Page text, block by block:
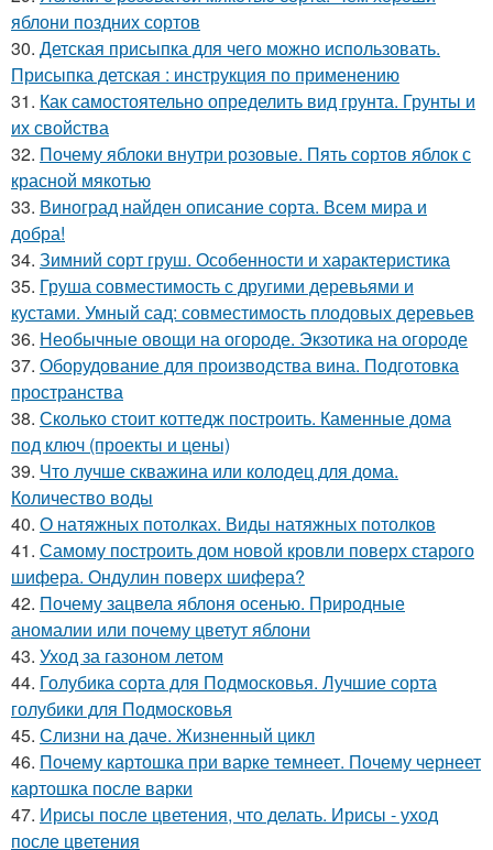
яблони поздних сортов
30. Детская присыпка для чего можно использовать.
Присыпка детская : инструкция по применению
31. Как самостоятельно определить вид грунта. Грунты и
их свойства
32. Почему яблоки внутри розовые. Пять сортов яблок с
красной мякотью
33. Виноград найден описание сорта. Всем мира и
добра!
34. Зимний сорт груш. Особенности и характеристика
35. Груша совместимость с другими деревьями и
кустами. Умный сад: совместимость плодовых деревьев
36. Необычные овощи на огороде. Экзотика на огороде
37. Оборудование для производства вина. Подготовка
пространства
38. Сколько стоит коттедж построить. Каменные дома
под ключ (проекты и цены)
39. Что лучше скважина или колодец для дома.
Количество воды
40. О натяжных потолках. Виды натяжных потолков
41. Самому построить дом новой кровли поверх старого
шифера. Ондулин поверх шифера?
42. Почему зацвела яблоня осенью. Природные
аномалии или почему цветут яблони
43. Уход за газоном летом
44. Голубика сорта для Подмосковья. Лучшие сорта
голубики для Подмосковья
45. Слизни на даче. Жизненный цикл
46. Почему картошка при варке темнеет. Почему чернеет
картошка после варки
47. Ирисы после цветения, что делать. Ирисы - уход
после цветения